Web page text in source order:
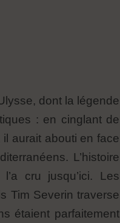
dont la légende
: en cinglant de
aurait abouti en face
L’histoire
cru jusqu’ici. Les
Tim Severin traverse
étaient parfaitement